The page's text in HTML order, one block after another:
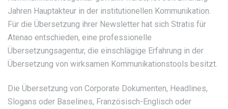
Jahren Hauptakteur in der institutionellen Kommunikation.
Für die Übersetzung ihrer Newsletter hat sich Stratis für
Atenao entschieden, eine professionelle
Übersetzungsagentur, die einschlägige Erfahrung in der
Übersetzung von wirksamen Kommunikationstools besitzt.
Die Übersetzung von Corporate Dokumenten, Headlines,
Slogans oder Baselines, Französisch-Englisch oder